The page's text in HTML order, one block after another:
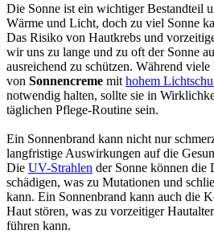
Die Sonne ist ein wichtiger Bestandteil
Wärme und Licht, doch zu viel Sonne
Das Risiko von Hautkrebs und
wir uns zu lange und zu oft der Sonne
ausreichend zu schützen. Während
von Sonnencreme mit hohem
notwendig halten, sollte sie in
täglichen Pflege-Routine sein.
Ein Sonnenbrand kann nicht nur
langfristige Auswirkungen auf die
Die UV-Strahlen der Sonne können die
schädigen, was zu Mutationen und
kann. Ein Sonnenbrand kann auch die
Haut stören, was zu vorzeitiger
führen kann.